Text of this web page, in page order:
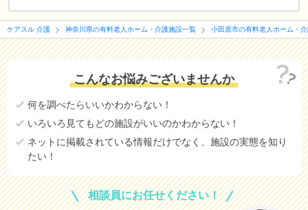
ケアスル 介護 神奈川県の有料老人ホーム・介護施設一覧 小田原市の有料老人ホーム・
こんなお悩みございませんか
何を調べたらいいかわからない！
いろいろ見てもどの施設がいいのかわからない！
ネットに掲載されている情報だけでなく、施設の実態を知り
たい！
相談員にお任せください！